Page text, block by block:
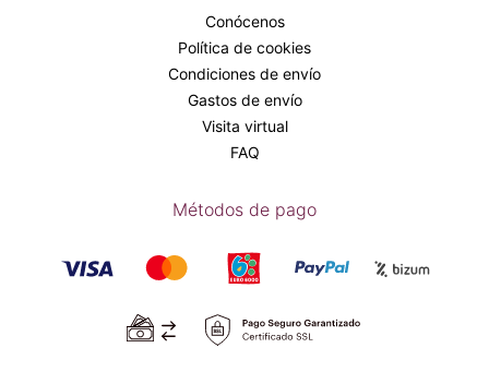
Conócenos
Política de cookies
Condiciones de envío
Gastos de envío
Visita virtual
FAQ
Métodos de pago